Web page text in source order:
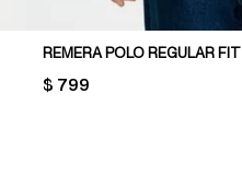
REMERA POLO REGULAR FIT
PRICE:
$ 799